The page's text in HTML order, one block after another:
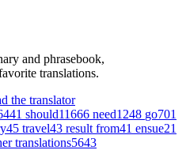
and phrasebook,
translations.
should11666 need1248 go701
45 travel43 result from41 ensue21
translations5643